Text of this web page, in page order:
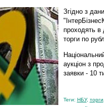
Згідно з
проходять в
торги по
аукціон з
заявки - 10
Теги: НБУ, торги